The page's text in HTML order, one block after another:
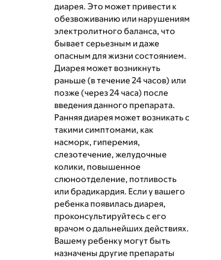
диарея. Это может привести к
обезвоживанию или нарушениям
электролитного баланса, что
бывает серьезным и даже
опасным для жизни состоянием.
Диарея может возникнуть
раньше (в течение 24 часов) или
позже (через 24 часа) после
введения данного препарата.
Ранняя диарея может возникать с
такими симптомами, как
насморк, гиперемия,
слезотечение, желудочные
колики, повышенное
слюноотделение, потливость
или брадикардия. Если у вашего
ребенка появилась диарея,
проконсультируйтесь с его
врачом о дальнейших действиях.
Вашему ребенку могут быть
назначены другие препараты